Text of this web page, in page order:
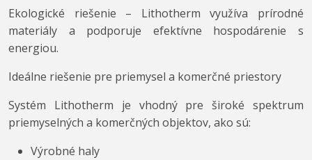
Ekologické riešenie – Lithotherm využíva prírodné
materiály a podporuje efektívne hospodárenie s
energiou.
Ideálne riešenie pre priemysel a komerčné priestory
Systém Lithotherm je vhodný pre široké spektrum
priemyselných a komerčných objektov, ako sú:
Výrobné haly